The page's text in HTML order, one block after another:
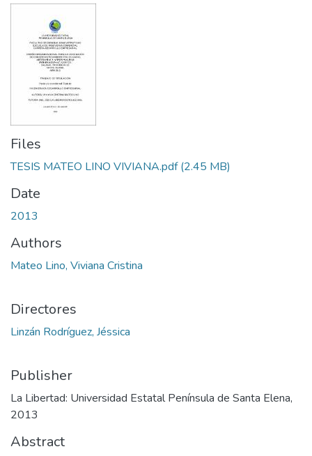
Files
TESIS MATEO LINO VIVIANA.pdf(2.45 MB)
Date
2013
Authors
Mateo Lino, Viviana Cristina
Directores
Linzán Rodríguez, Jéssica
Publisher
La Libertad: Universidad Estatal Península de Santa Elena,
2013
Abstract